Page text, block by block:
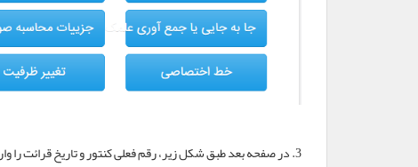
3. در صفحه بعد طبق شکل زیر، رقم فعلی کنتور و تاریخ قرائت را وارد کرده و در پایان روی دکمه ثبت کارکرد کلیک نمایید.